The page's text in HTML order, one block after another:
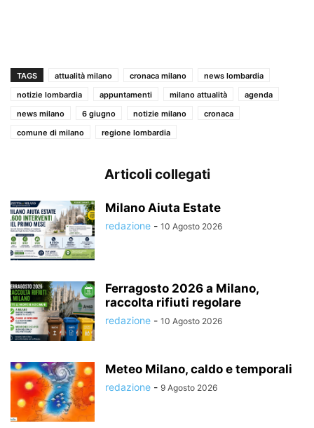
TAGS attualità milano cronaca milano
news lombardia
notizie lombardia
appuntamenti milano attualità
agenda
news milano
6 giugno notizie milano
cronaca
comune di milano
regione lombardia
Articoli collegati
Milano Aiuta Estate
redazione - 10 Agosto 2026
Ferragosto 2026 a Milano,
raccolta rifiuti regolare
redazione - 10 Agosto 2026
Meteo Milano, caldo e temporali
redazione - 9 Agosto 2026